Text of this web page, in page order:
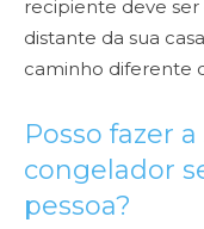
recipiente deve
distante da sua
caminho diferente
Posso fazer
congelador
pessoa?